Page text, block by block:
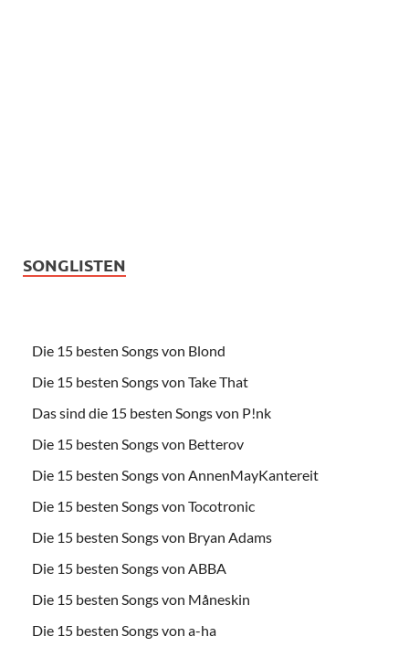
SONGLISTEN
Die 15 besten Songs von Blond
Die 15 besten Songs von Take That
Das sind die 15 besten Songs von P!nk
Die 15 besten Songs von Betterov
Die 15 besten Songs von AnnenMayKantereit
Die 15 besten Songs von Tocotronic
Die 15 besten Songs von Bryan Adams
Die 15 besten Songs von ABBA
Die 15 besten Songs von Måneskin
Die 15 besten Songs von a-ha